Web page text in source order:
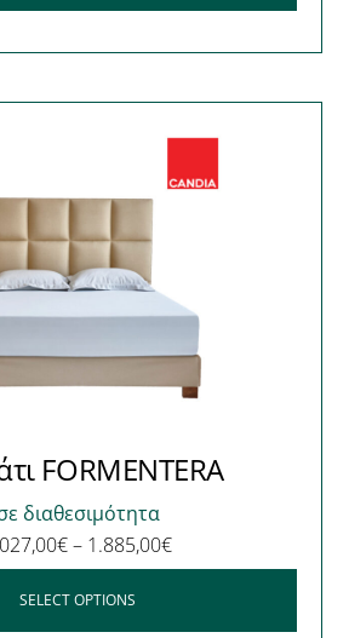
FORMENTERA
διαθεσιμότητα
€– 1.885,00€
SELECT OPTIONS